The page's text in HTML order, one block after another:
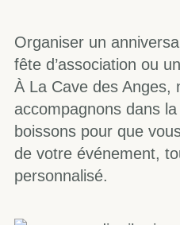
Organiser un
fête d’association ou
À La Cave des Anges,
accompagnons dans
boissons pour que
de votre événement,
personnalisé.